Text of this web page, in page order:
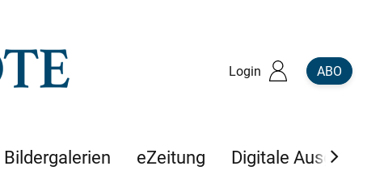
Login ABO
Bildergalerien eZeitung Digitale Ausgaben